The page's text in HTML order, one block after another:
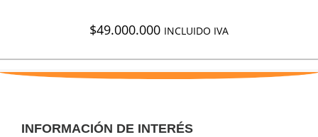
$49.000.000 INCLUIDO IVA
INFORMACIÓN DE INTERÉS